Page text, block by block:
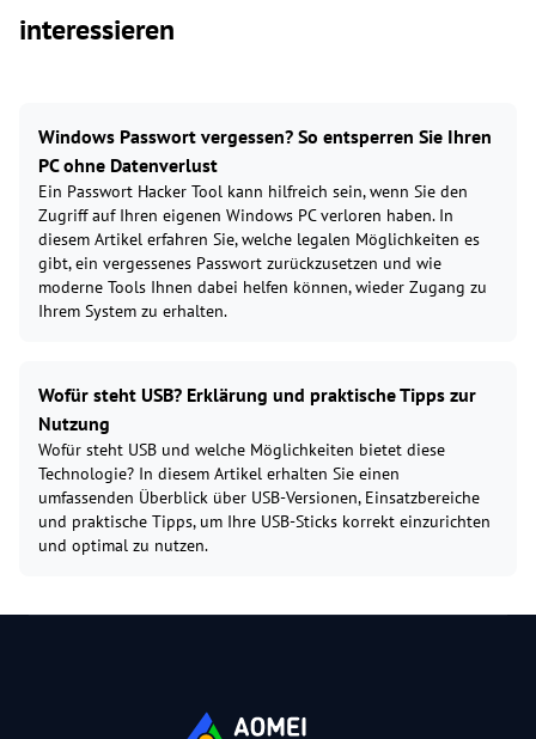
interessieren
Windows Passwort vergessen? So entsperren Sie Ihren
PC ohne Datenverlust
Ein Passwort Hacker Tool kann hilfreich sein, wenn Sie den
Zugriff auf Ihren eigenen Windows PC verloren haben. In
diesem Artikel erfahren Sie, welche legalen Möglichkeiten es
gibt, ein vergessenes Passwort zurückzusetzen und wie
moderne Tools Ihnen dabei helfen können, wieder Zugang zu
Ihrem System zu erhalten.
Wofür steht USB? Erklärung und praktische Tipps zur
Nutzung
Wofür steht USB und welche Möglichkeiten bietet diese
Technologie? In diesem Artikel erhalten Sie einen
umfassenden Überblick über USB-Versionen, Einsatzbereiche
und praktische Tipps, um Ihre USB-Sticks korrekt einzurichten
und optimal zu nutzen.